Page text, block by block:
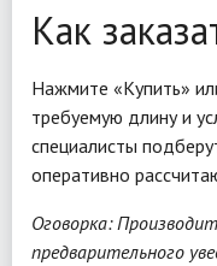
Как
Нажмите «Купить»
требуемую длину и
специалисты
оперативно
Оговорка:
предварительного